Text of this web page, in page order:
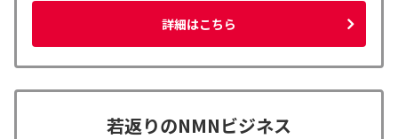
詳細はこちら
若返りのNMNビジネス